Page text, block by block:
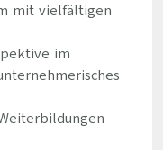
mit vielfältigen
im